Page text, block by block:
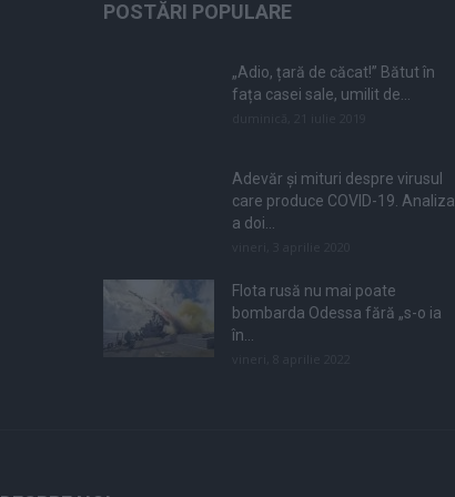
POSTĂRI POPULARE
„Adio, țară de căcat!” Bătut în
fața casei sale, umilit de...
Adevăr și mituri despre virusul
care produce COVID-19. Analiza
a doi...
Flota rusă nu mai poate
bombarda Odessa fără „s-o ia
în...